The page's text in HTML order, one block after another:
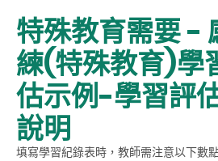
特殊教育需要 -
練(特殊教育)學
估示例-學習評
說明
填寫學習紀錄表時，教師需注意以下數